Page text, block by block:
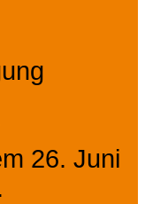
26. Juni